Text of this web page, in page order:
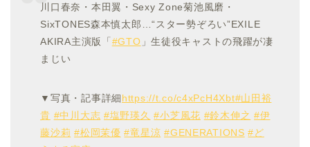
川口春奈・本田翼・Sexy Zone菊池風磨・
SixTONES森本慎太郎…“スター勢ぞろい”EXILE
AKIRA主演版「 #GTO 」生徒役キャストの飛躍が凄
まじい
▼写真・記事詳細https://t.co/c4xPcH4Xbt#山田裕
貴 #中川大志 #塩野瑛久 #小芝風花 #鈴木伸之 #伊
藤沙莉 #松岡茉優 #竜星涼 #GENERATIONS #ど